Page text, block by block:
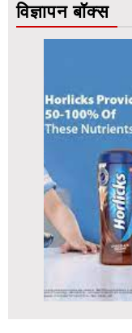
विज्ञापन बॉक्स